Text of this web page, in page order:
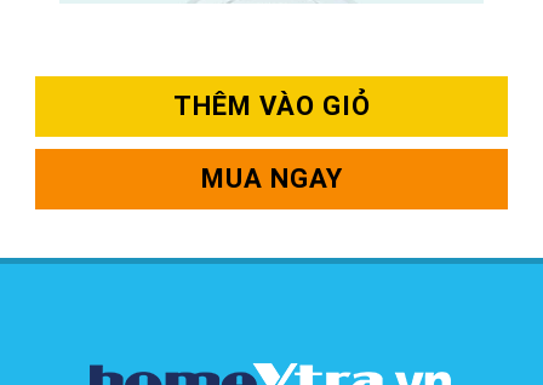
THÊM VÀO GIỎ
MUA NGAY